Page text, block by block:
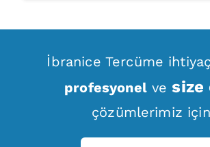
İbranice Tercüme
profesyonelvesize
çözümlerimiz